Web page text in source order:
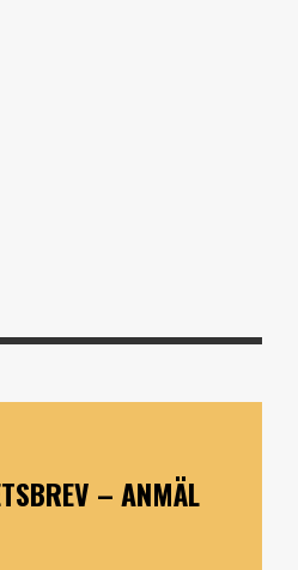
– ANMÄL